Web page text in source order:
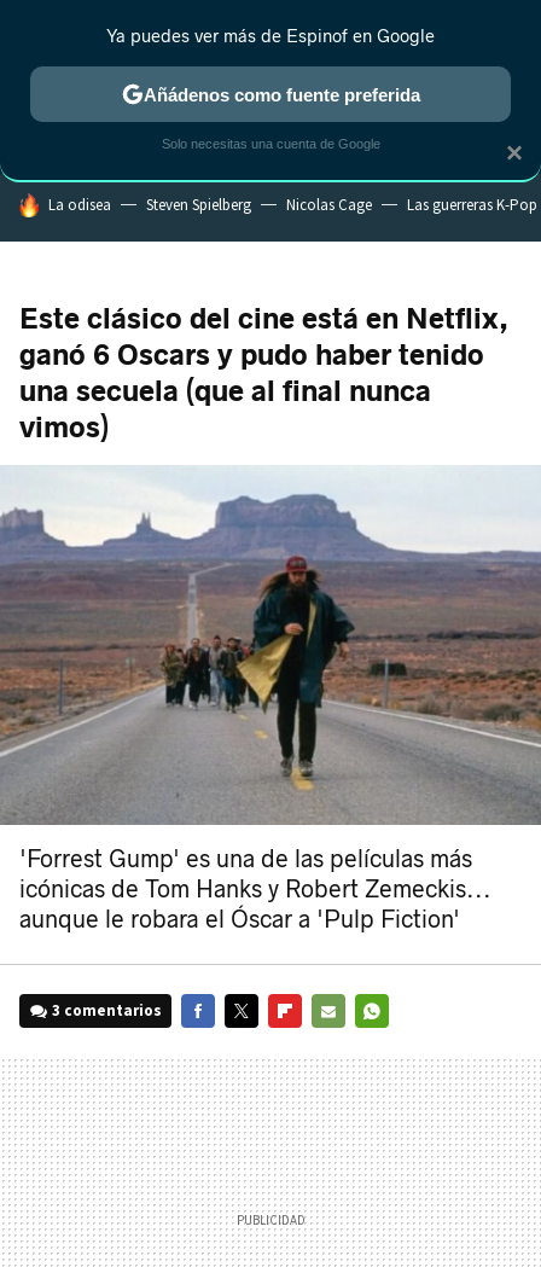
ESTRENOS REALITY ANIME RANKINGS CINE
HOY SE HABLA DE
La odisea Steven Spielberg Nicolas Cage Las guerreras K-Pop
Este clásico del cine está en Netflix,
ganó 6 Oscars y pudo haber tenido
una secuela (que al final nunca
vimos)
'Forrest Gump' es una de las películas más
icónicas de Tom Hanks y Robert Zemeckis...
aunque le robara el Óscar a 'Pulp Fiction'
3 comentarios
MAIL
×
Ya puedes ver más de Espinof en Google
Añádenos como fuente preferida
Solo necesitas una cuenta de Google